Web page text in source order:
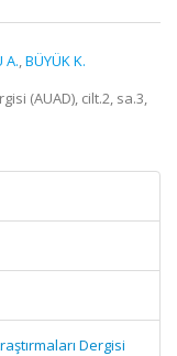
A.,BÜYÜK K.
(AUAD), cilt.2, sa.3,
Dergisi